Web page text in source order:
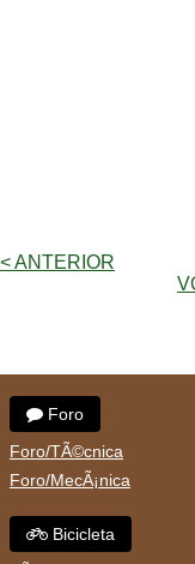
< ANTERIOR
Foro
Foro/TÃ©cnica
Foro/MecÃ¡nica
Bicicleta